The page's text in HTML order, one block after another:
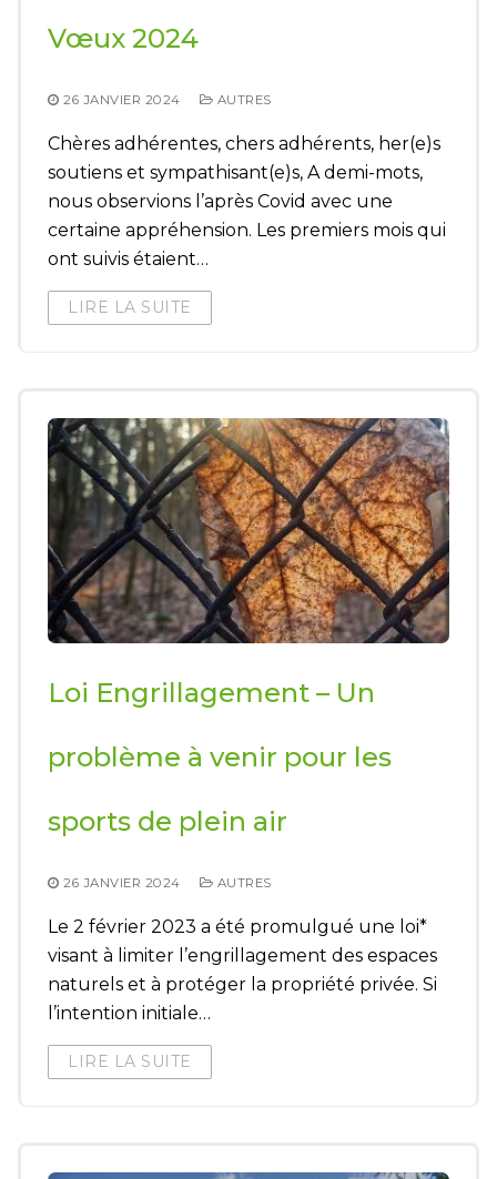
Vœux 2024
26 JANVIER 2024 AUTRES
Chères adhérentes, chers adhérents, her(e)s
soutiens et sympathisant(e)s, A demi-mots,
nous observions l’après Covid avec une
certaine appréhension. Les premiers mois qui
ont suivis étaient…
LIRE LA SUITE
Loi Engrillagement – Un
problème à venir pour les
sports de plein air
26 JANVIER 2024 AUTRES
Le 2 février 2023 a été promulgué une loi*
visant à limiter l’engrillagement des espaces
naturels et à protéger la propriété privée. Si
l’intention initiale…
LIRE LA SUITE